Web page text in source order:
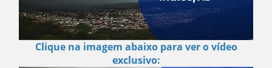
Clique na imagem abaixo para ver o vídeo
exclusivo: